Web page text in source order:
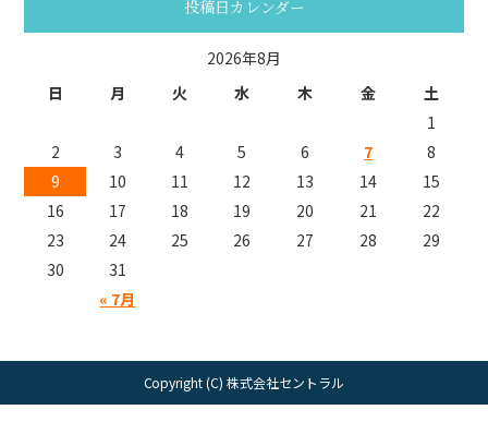
投稿日カレンダー
2026年8月
日
月 火 水 木 金 土
« 7月
1
2
3 4 5 6 7
8
9
10 11 12 13 14
15
16
17 18 19 20 21
22
23
24 25 26 27 28
29
30
31
Copyright (C) 株式会社セントラル